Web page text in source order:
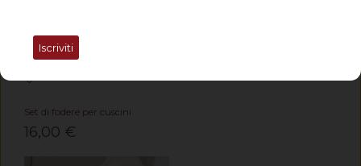
Set di fodere per cuscini
16,00 €
Iscriviti